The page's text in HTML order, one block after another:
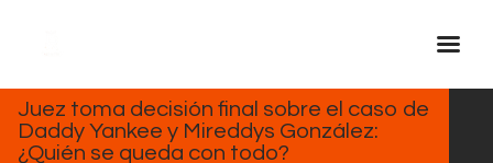
Inicio Real FM
13, 2025
Juez toma decisión final sobre el caso de
Daddy Yankee y Mireddys González:
¿Quién se queda con todo?